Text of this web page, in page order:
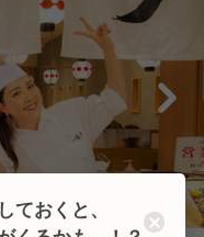
ておくと、